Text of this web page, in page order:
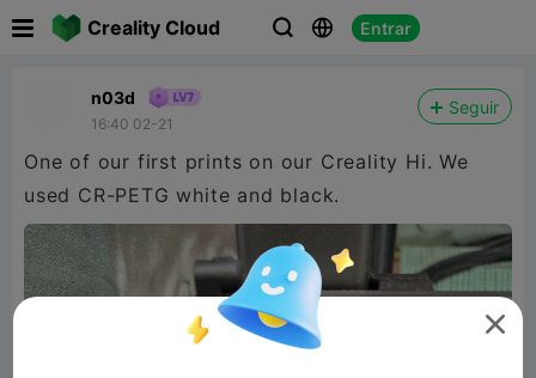
Creality Cloud   Entrar
n03d
16:40 02-21
Seguir
One of our first prints on our Creality Hi. We
used CR-PETG white and black.
